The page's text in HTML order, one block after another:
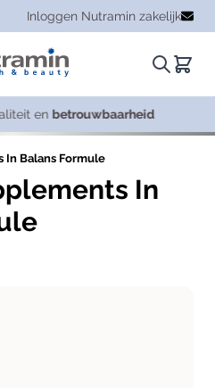
Inloggen Nutramin zakelijk
Zoeken.
enbetrouwbaarheid
In Balans Formule
In